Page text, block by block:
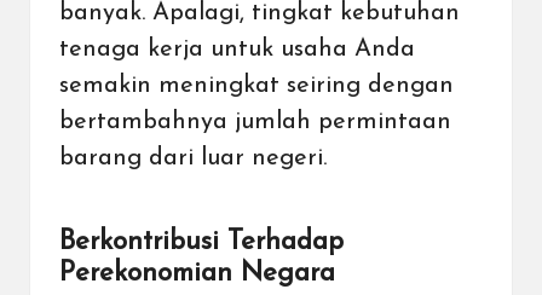
banyak. Apalagi, tingkat kebutuhan
tenaga kerja untuk usaha Anda
semakin meningkat seiring dengan
bertambahnya jumlah permintaan
barang dari luar negeri.
Berkontribusi Terhadap
Perekonomian Negara